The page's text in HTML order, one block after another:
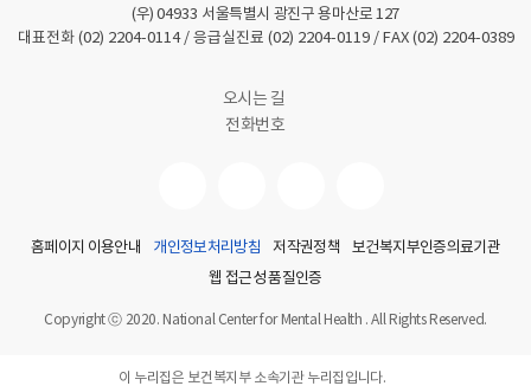
(우)04933 서울특별시 광진구 용마산로 127
대표전화 (02) 2204-0114/ 응급실진료 (02) 2204-0119/ FAX (02) 2204-0389
오시는 길
전화번호
홈페이지 이용안내 개인정보처리방침 저작권정책
보건복지부인증의료기관
웹 접근성 품질인증
Copyright ⓒ 2020. National Center for Mental Health . All Rights Reserved.
이 누리집은 보건복지부 소속기관 누리집입니다.